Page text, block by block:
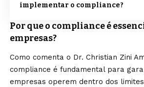
implementar o compliance?
Por que o compliance é
empresas?
Como comenta o Dr. Christian Zini
compliance é fundamental para
empresas operem dentro dos